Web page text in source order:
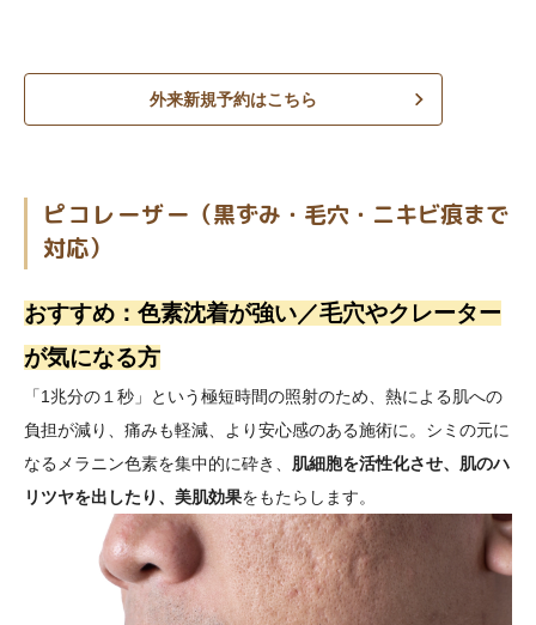
外来新規予約はこちら
ピコレーザー （黒ずみ・毛穴・ニキビ痕まで
対応）
おすすめ：色素沈着が強い／毛穴やクレーター
が気になる方
「1兆分の１秒」という極短時間の照射のため、熱による肌への
負担が減り、痛みも軽減、より安心感のある施術に。シミの元に
なるメラニン色素を集中的に砕き、 肌細胞を活性化させ、肌のハ
リツヤを出したり、美肌効果をもたらします。